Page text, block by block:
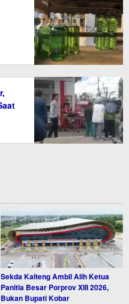
Sekda Kalteng Ambil Alih Ketua
Panitia Besar Porprov XIII 2026,
Bukan Bupati Kobar